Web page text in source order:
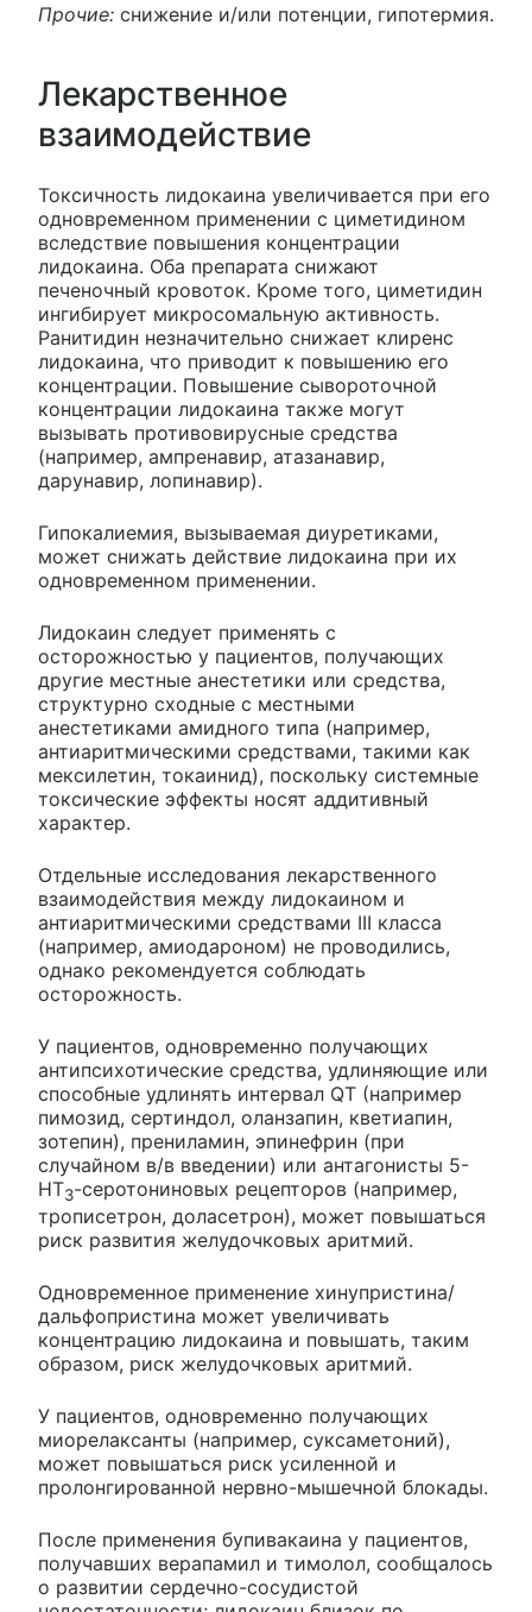
Прочие: снижение и/или потенции, гипотермия.
Лекарственное
взаимодействие
Токсичность лидокаина увеличивается при его
одновременном применении с циметидином
вследствие повышения концентрации
лидокаина. Оба препарата снижают
печеночный кровоток. Кроме того, циметидин
ингибирует микросомальную активность.
Ранитидин незначительно снижает клиренс
лидокаина, что приводит к повышению его
концентрации. Повышение сывороточной
концентрации лидокаина также могут
вызывать противовирусные средства
(например, ампренавир, атазанавир,
дарунавир, лопинавир).
Гипокалиемия, вызываемая диуретиками,
может снижать действие лидокаина при их
одновременном применении.
Лидокаин следует применять с
осторожностью у пациентов, получающих
другие местные анестетики или средства,
структурно сходные с местными
анестетиками амидного типа (например,
антиаритмическими средствами, такими как
мексилетин, токаинид), поскольку системные
токсические эффекты носят аддитивный
характер.
Отдельные исследования лекарственного
взаимодействия между лидокаином и
антиаритмическими средствами III класса
(например, амиодароном) не проводились,
однако рекомендуется соблюдать
осторожность.
У пациентов, одновременно получающих
антипсихотические средства, удлиняющие или
способные удлинять интервал QT (например
пимозид, сертиндол, оланзапин, кветиапин,
зотепин), прениламин, эпинефрин (при
случайном в/в введении) или антагонисты 5-
НТ3-серотониновых рецепторов (например,
трописетрон, доласетрон), может повышаться
риск развития желудочковых аритмий.
Одновременное применение хинупристина/
дальфопристина может увеличивать
концентрацию лидокаина и повышать, таким
образом, риск желудочковых аритмий.
У пациентов, одновременно получающих
миорелаксанты (например, суксаметоний),
может повышаться риск усиленной и
пролонгированной нервно-мышечной блокады.
После применения бупивакаина у пациентов,
получавших верапамил и тимолол, сообщалось
о развитии сердечно-сосудистой